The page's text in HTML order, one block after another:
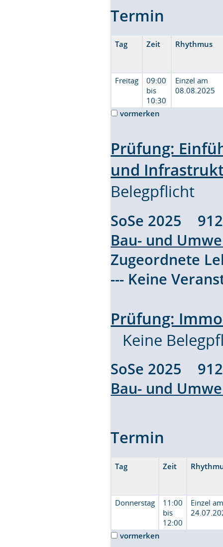
Termin
Tag Zeit Rhythmus
Freitag
09:00
bis
10:30
Einzel am
08.08.2025
vormerken
Prüfung:
und
Belegpflicht
SoSe 2025
Bau- und
Zugeordnete
--- Keine
Prüfung:
Keine
SoSe 2025
Bau- und
Termin
Tag Zeit
Donnerstag
11:00
bis
12:00
Einzel
vormerken